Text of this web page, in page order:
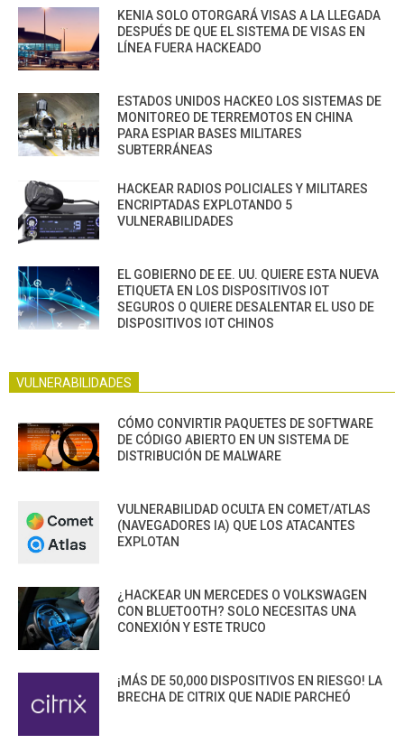
KENIA SOLO OTORGARÁ VISAS A LA LLEGADA
DESPUÉS DE QUE EL SISTEMA DE VISAS EN
LÍNEA FUERA HACKEADO
ESTADOS UNIDOS HACKEO LOS SISTEMAS DE
MONITOREO DE TERREMOTOS EN CHINA
PARA ESPIAR BASES MILITARES
SUBTERRÁNEAS
HACKEAR RADIOS POLICIALES Y MILITARES
ENCRIPTADAS EXPLOTANDO 5
VULNERABILIDADES
EL GOBIERNO DE EE. UU. QUIERE ESTA NUEVA
ETIQUETA EN LOS DISPOSITIVOS IOT
SEGUROS O QUIERE DESALENTAR EL USO DE
DISPOSITIVOS IOT CHINOS
VULNERABILIDADES
CÓMO CONVIRTIR PAQUETES DE SOFTWARE
DE CÓDIGO ABIERTO EN UN SISTEMA DE
DISTRIBUCIÓN DE MALWARE
VULNERABILIDAD OCULTA EN COMET/ATLAS
(NAVEGADORES IA) QUE LOS ATACANTES
EXPLOTAN
¿HACKEAR UN MERCEDES O VOLKSWAGEN
CON BLUETOOTH? SOLO NECESITAS UNA
CONEXIÓN Y ESTE TRUCO
¡MÁS DE 50,000 DISPOSITIVOS EN RIESGO! LA
BRECHA DE CITRIX QUE NADIE PARCHEÓ